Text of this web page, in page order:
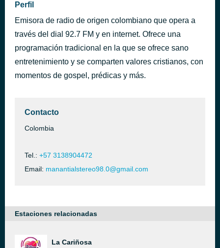
BUENOS DIAS MUNDO
04
NO DESTRUYAS EL PUENTE hace 2 días
Oh Jesús Manantial estéreo
Perfil
Emisora de radio de origen colombiano que opera a
través del dial 92.7 FM y en internet. Ofrece una
programación tradicional en la que se ofrece sano
entretenimiento y se comparten valores cristianos, con
momentos de gospel, prédicas y más.
Contacto
Colombia
Tel.: +57 3138904472
Email: manantialstereo98.0@gmail.com
Estaciones relacionadas
La Cariñosa